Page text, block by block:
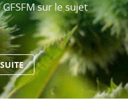
sur le sujet